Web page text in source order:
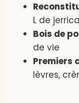
L de
Bois de
de vie
Premiers
lèvres,